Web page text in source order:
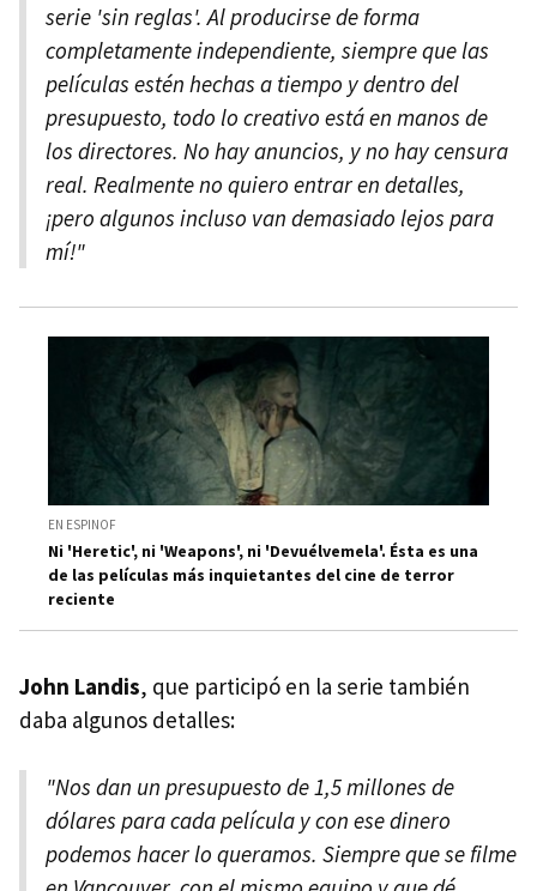
serie 'sin reglas'. Al producirse de forma
completamente independiente, siempre que las
películas estén hechas a tiempo y dentro del
presupuesto, todo lo creativo está en manos de
los directores. No hay anuncios, y no hay censura
real. Realmente no quiero entrar en detalles,
¡pero algunos incluso van demasiado lejos para
mí!"
EN ESPINOF
Ni 'Heretic', ni 'Weapons', ni 'Devuélvemela'. Ésta es una
de las películas más inquietantes del cine de terror
reciente
John Landis, que participó en la serie también
daba algunos detalles:
"Nos dan un presupuesto de 1,5 millones de
dólares para cada película y con ese dinero
podemos hacer lo queramos. Siempre que se filme